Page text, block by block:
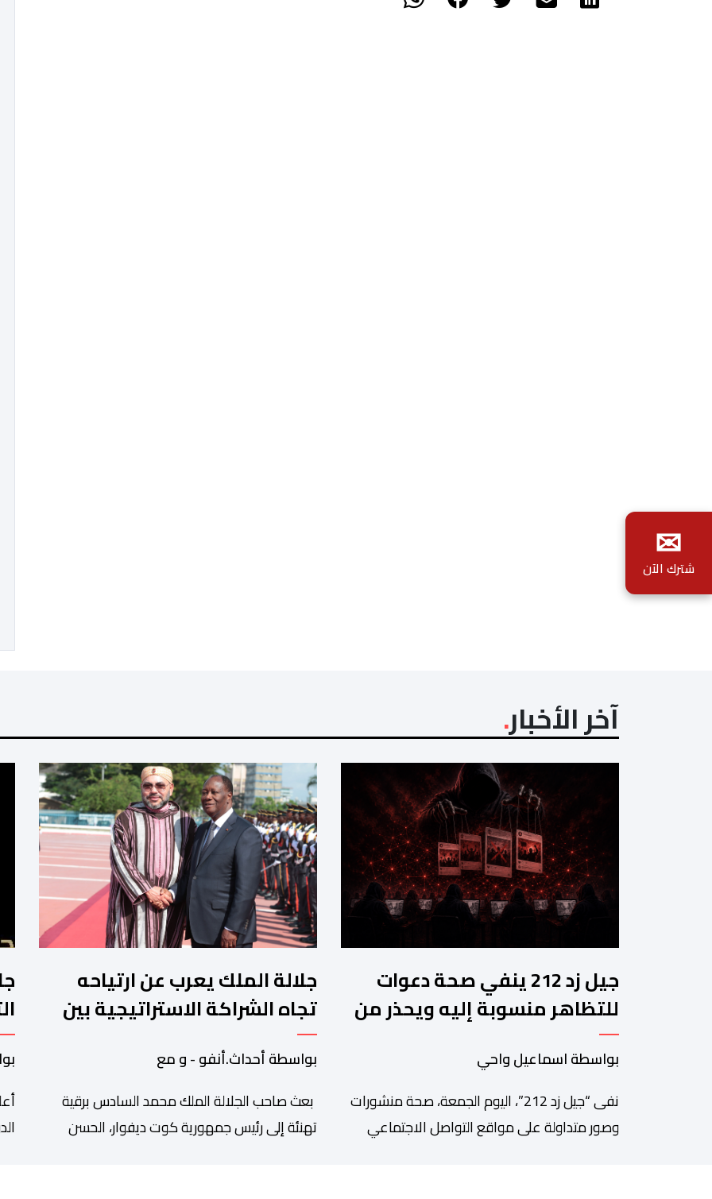
آخر الأخبار
جيل زد 212 ينفي صحة دعوات
للتظاهر منسوبة إليه ويحذر من
منشورات مفبركة
بواسطة اسماعيل واحي
نفى “جيل زد 212”، اليوم الجمعة، صحة منشورات
وصور متداولة على مواقع التواصل الاجتماعي
جلالة الملك يعرب عن ارتياحه
تجاه الشراكة الاستراتيجية بين
المغرب والكوت ديفوار
بواسطة أحداث.أنفو - و مع
بعث صاحب الجلالة الملك محمد السادس برقية
تهنئة إلى رئيس جمهورية كوت ديفوار، الحسن
✉
شترك الآن